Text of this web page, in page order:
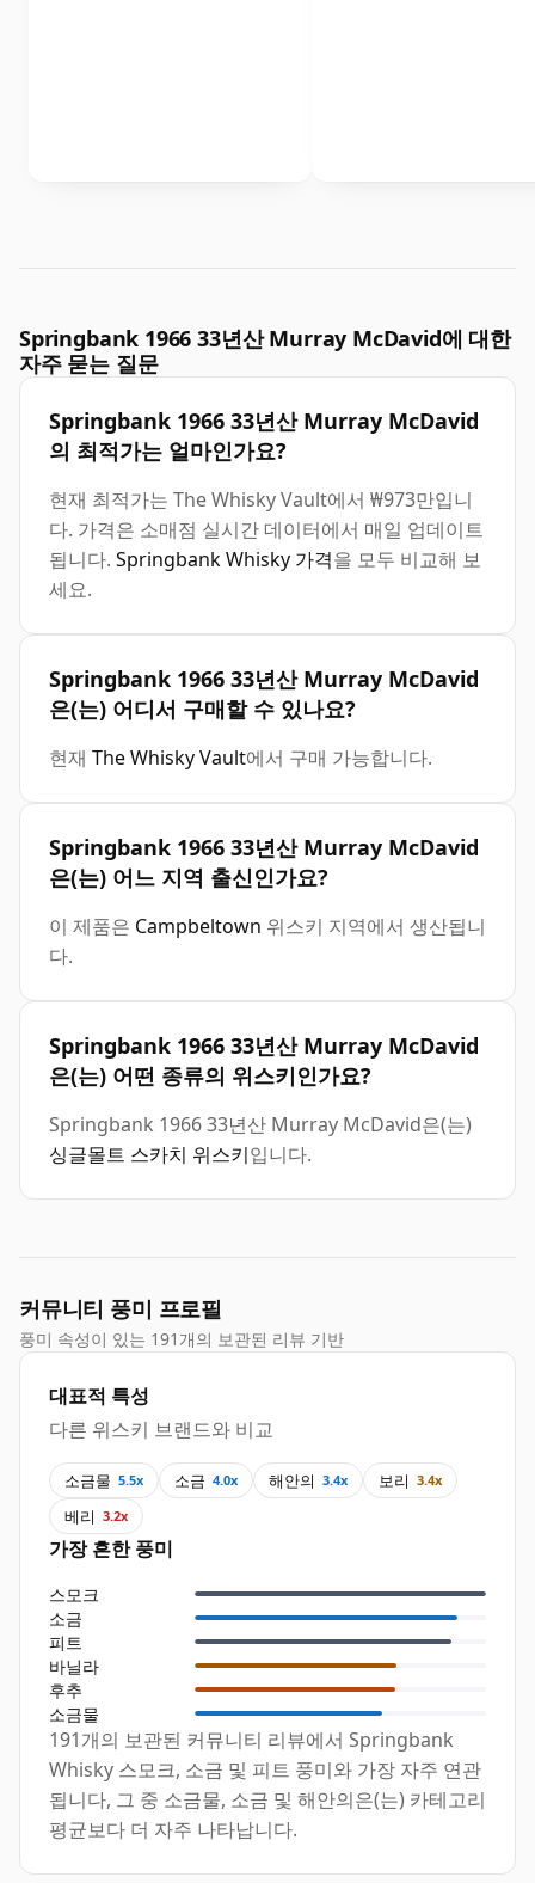
Springbank 1966 33년산 Murray McDavid에 대한
자주 묻는 질문
Springbank 1966 33년산 Murray McDavid
의 최적가는 얼마인가요?
현재 최적가는 The Whisky Vault에서 ₩973만입니
다. 가격은 소매점 실시간 데이터에서 매일 업데이트
됩니다. Springbank Whisky 가격을 모두 비교해 보
세요.
Springbank 1966 33년산 Murray McDavid
은(는) 어디서 구매할 수 있나요?
현재 The Whisky Vault에서 구매 가능합니다.
Springbank 1966 33년산 Murray McDavid
은(는) 어느 지역 출신인가요?
이 제품은 Campbeltown 위스키 지역에서 생산됩니
다.
Springbank 1966 33년산 Murray McDavid
은(는) 어떤 종류의 위스키인가요?
Springbank 1966 33년산 Murray McDavid은(는)
싱글몰트 스카치 위스키입니다.
커뮤니티 풍미 프로필
풍미 속성이 있는 191개의 보관된 리뷰 기반
대표적 특성
다른 위스키 브랜드와 비교
소금물 5.5x 소금 4.0x 해안의 3.4x 보리 3.4x
베리 3.2x
가장 흔한 풍미
스모크
소금
피트
바닐라
후추
소금물
191개의 보관된 커뮤니티 리뷰에서 Springbank
Whisky 스모크, 소금 및 피트 풍미와 가장 자주 연관
됩니다, 그 중 소금물, 소금 및 해안의은(는) 카테고리
평균보다 더 자주 나타납니다.